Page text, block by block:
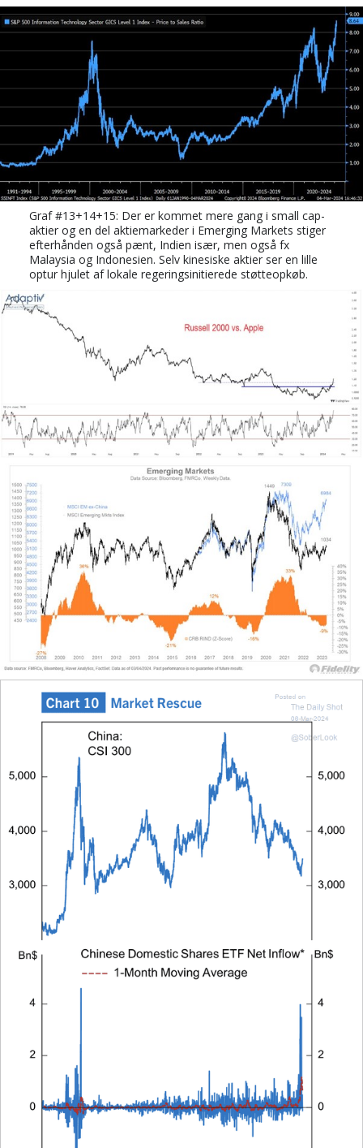
Graf #13+14+15: Der er kommet mere gang i small cap-
aktier og en del aktiemarkeder i Emerging Markets stiger
efterhånden også pænt, Indien især, men også fx
Malaysia og Indonesien. Selv kinesiske aktier ser en lille
optur hjulet af lokale regeringsinitierede støtteopkøb.